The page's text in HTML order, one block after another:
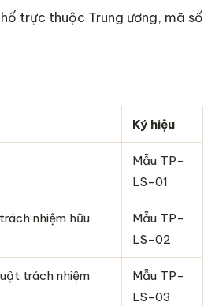
trực thuộc Trung ương, mã số
Ký hiệu
Mẫu TP-
LS-01
nhiệm hữu
Mẫu TP-
LS-02
trách nhiệm
Mẫu TP-
LS-03